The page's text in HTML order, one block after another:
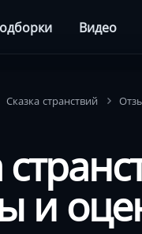
Видео
Сказка странствий
и